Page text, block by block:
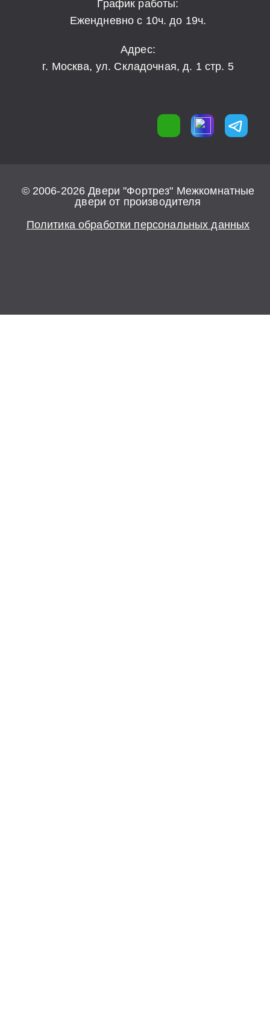
График работы:
Ежендневно с 10ч. до 19ч.
Адрес:
г. Москва, ул. Складочная, д. 1 стр. 5
© 2006-2026 Двери "Фортрез" Межкомнатные
двери от производителя
Политика обработки персональных данных